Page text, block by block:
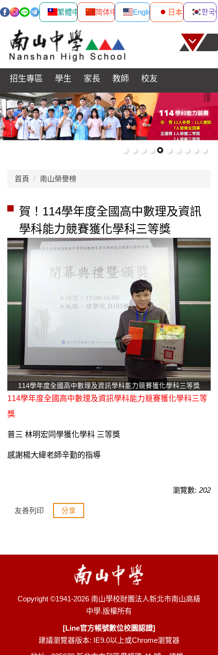
繁體中文 简体中文 English 日本語 한국
到
要
容
區
招生專區 學生 家長 教師 校友
首頁 南山榮譽榜
賀！114學年度全國高中數理及資訊
學科能力競賽獲化學科三等獎
114學年度全國高中數理及資訊學科能力競賽獲化學科三等獎
114學年度全國高中數理及資訊學科能力競賽獲化學科三等
獎
普三 林明宏同學獲化學科 三等獎
感謝楊大緯老師辛勤的指導
瀏覽數: 202
友善列印 分享
Copyright ©1941-2026 南山學校財團法人新北市南山高級
中學.版權所有
[Line官方帳號數位校園認證]
建議瀏覽器版本: IE9.0以上或Chrome瀏覽器